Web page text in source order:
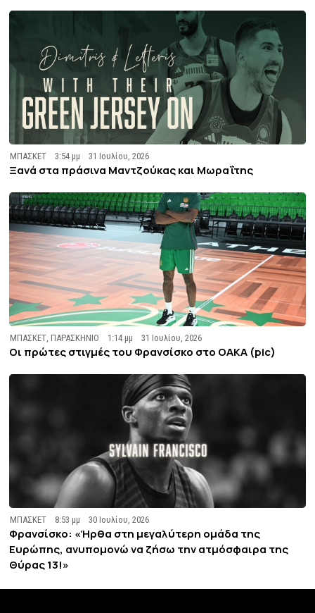
ΜΠΑΣΚΕΤ 3:54 μμ 31 Ιουλίου, 2026
Ξανά στα πράσινα Μαντζούκας και Μωραΐτης
ΜΠΑΣΚΕΤ ,ΠΑΡΑΣΚΗΝΙΟ 1:14 μμ 31 Ιουλίου, 2026
Οι πρώτες στιγμές του Φρανσίσκο στο ΟΑΚΑ (pic)
ΜΠΑΣΚΕΤ 8:53 μμ 30 Ιουλίου, 2026
Φρανσίσκο: «Ήρθα στη μεγαλύτερη ομάδα της
Ευρώπης, ανυπομονώ να ζήσω την ατμόσφαιρα της
Θύρας 13!»